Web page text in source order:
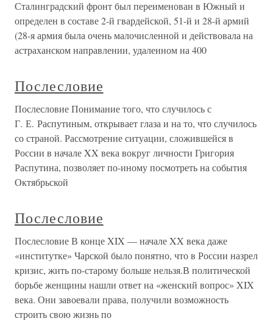
Сталинградский фронт был переименован в Южный и
определен в составе 2-й гвардейской, 51-й и 28-й армий
(28-я армия была очень малочисленной и действовала на
астраханском направлении, удаленном на 400
Послесловие
Послесловие Понимание того, что случилось с
Г. Е. Распутиным, открывает глаза и на то, что случилось
со страной. Рассмотрение ситуации, сложившейся в
России в начале XX века вокруг личности Григория
Распутина, позволяет по-иному посмотреть на события
Октябрьской
Послесловие
Послесловие В конце XIX — начале XX века даже
«институтке» Чарской было понятно, что в России назрел
кризис, жить по-старому больше нельзя.В политической
борьбе женщины нашли ответ на «женский вопрос» XIX
века. Они завоевали права, получили возможность
строить свою жизнь по